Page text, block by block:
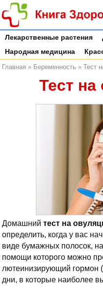
Лекарственные растения
Народная медицина
Главная » Беременность » Тест
Тест
Домашний тест на
определить, когда у вас
виде бумажных полосок,
помощи которого можно
лютеинизирующий гормон
дни, в которые наиболее